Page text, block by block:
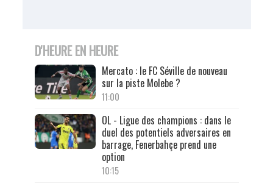
D'HEURE EN HEURE
Mercato : le FC Séville de nouveau
sur la piste Molebe ?
11:00
OL - Ligue des champions : dans le
duel des potentiels adversaires en
barrage, Fenerbahçe prend une
option
10:15